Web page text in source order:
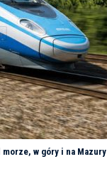
morze, w góry i na Mazury